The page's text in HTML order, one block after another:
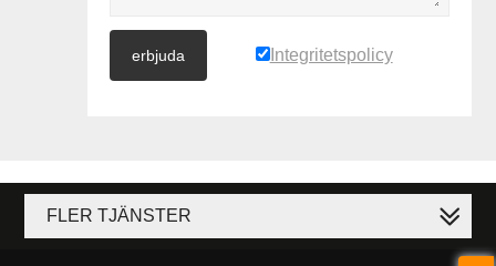
erbjuda Integritetspolicy
FLER TJÄNSTER